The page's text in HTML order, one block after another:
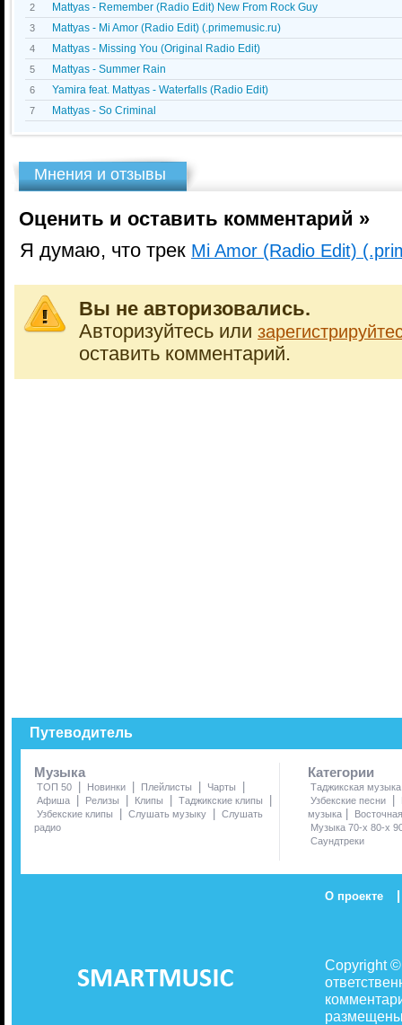
2 Mattyas - Remember (Radio Edit) New From Rock Guy
3 Mattyas - Mi Amor (Radio Edit) (.primemusic.ru)
4 Mattyas - Missing You (Original Radio Edit)
5 Mattyas - Summer Rain
6 Yamira feat. Mattyas - Waterfalls (Radio Edit)
7 Mattyas - So Criminal
Мнения и отзывы
Оценить и оставить комментарий »
Я думаю, что трек Mi Amor (Radio Edit)
Вы не авторизовались.
Авторизуйтесь или
оставить комментарий.
Путеводитель
Музыка
ТОП 50 | Новинки | Плейлисты | Чарты |
Афиша | Релизы | Клипы | Таджикские клипы |
Узбекские клипы | Слушать музыку | Слушать
радио
Категории
Таджикская музыка
Узбекские песни
|
музыка |
Музыка 70-х 80-х
Саундтреки
О проекте |
Copyright
размещены